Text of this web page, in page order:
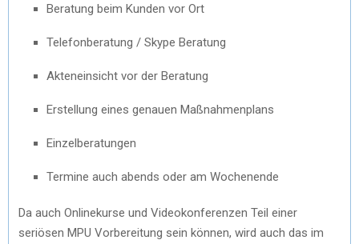
Beratung beim Kunden vor Ort
Telefonberatung / Skype Beratung
Akteneinsicht vor der Beratung
Erstellung eines genauen Maßnahmenplans
Einzelberatungen
Termine auch abends oder am Wochenende
Da auch Onlinekurse und Videokonferenzen Teil einer
seriösen MPU Vorbereitung sein können, wird auch das im